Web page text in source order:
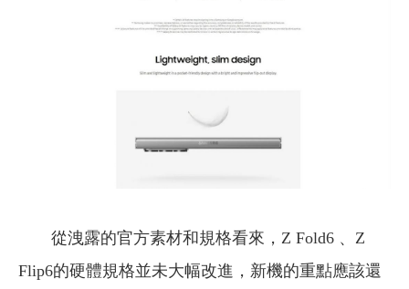
從洩露的官方素材和規格看來，Z Fold6 、Z
Flip6的硬體規格並未大幅改進，新機的重點應該還